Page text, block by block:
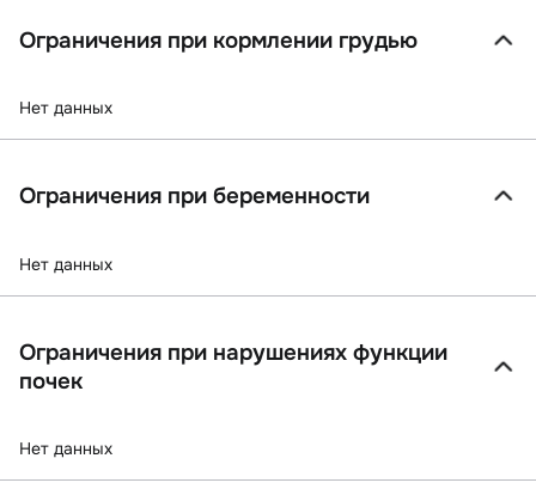
Ограничения при кормлении грудью
Нет данных
Ограничения при беременности
Нет данных
Ограничения при нарушениях функции
почек
Нет данных